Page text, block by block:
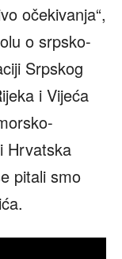
očekivanja“,
o srpsko-
Srpskog
i Vijeća
Hrvatska
pitali smo